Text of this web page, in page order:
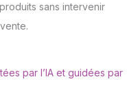
sans intervenir
par l’IA et guidées par